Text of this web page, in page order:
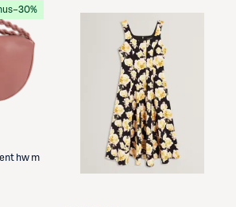
−30%
hw m